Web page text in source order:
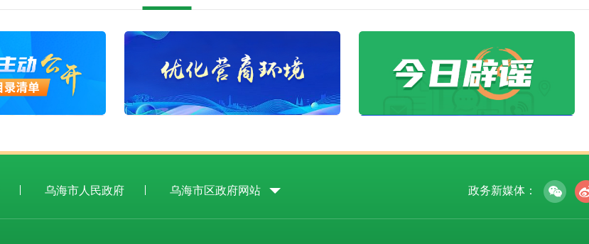
关于对《乌达区学生校外托管机构管理办法 （2025年修订）》征求意见的通知
在线访谈
乌海市人民政府 乌海市区政府网站 政务新媒体：